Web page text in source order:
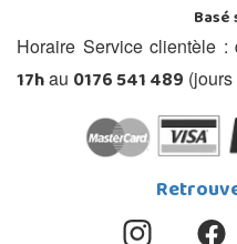
Basé
Horaire Service clientèle :
17hau 0176 541 489